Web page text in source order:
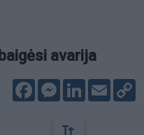
avarija
FacebookMessenger
LinkedIn
Email